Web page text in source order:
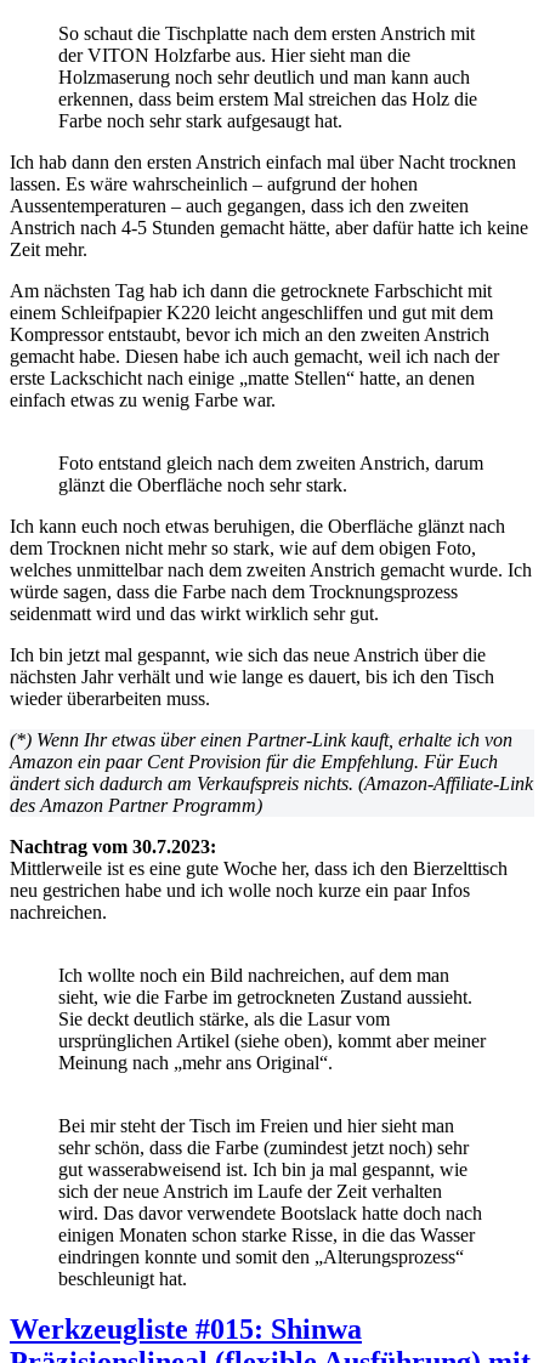
So schaut die Tischplatte nach dem ersten Anstrich mit
der VITON Holzfarbe aus. Hier sieht man die
Holzmaserung noch sehr deutlich und man kann auch
erkennen, dass beim erstem Mal streichen das Holz die
Farbe noch sehr stark aufgesaugt hat.
Ich hab dann den ersten Anstrich einfach mal über Nacht trocknen
lassen. Es wäre wahrscheinlich – aufgrund der hohen
Aussentemperaturen – auch gegangen, dass ich den zweiten
Anstrich nach 4-5 Stunden gemacht hätte, aber dafür hatte ich keine
Zeit mehr.
Am nächsten Tag hab ich dann die getrocknete Farbschicht mit
einem Schleifpapier K220 leicht angeschliffen und gut mit dem
Kompressor entstaubt, bevor ich mich an den zweiten Anstrich
gemacht habe. Diesen habe ich auch gemacht, weil ich nach der
erste Lackschicht nach einige „matte Stellen“ hatte, an denen
einfach etwas zu wenig Farbe war.
Foto entstand gleich nach dem zweiten Anstrich, darum
glänzt die Oberfläche noch sehr stark.
Ich kann euch noch etwas beruhigen, die Oberfläche glänzt nach
dem Trocknen nicht mehr so stark, wie auf dem obigen Foto,
welches unmittelbar nach dem zweiten Anstrich gemacht wurde. Ich
würde sagen, dass die Farbe nach dem Trocknungsprozess
seidenmatt wird und das wirkt wirklich sehr gut.
Ich bin jetzt mal gespannt, wie sich das neue Anstrich über die
nächsten Jahr verhält und wie lange es dauert, bis ich den Tisch
wieder überarbeiten muss.
(*) Wenn Ihr etwas über einen Partner-Link kauft, erhalte ich von
Amazon ein paar Cent Provision für die Empfehlung. Für Euch
ändert sich dadurch am Verkaufspreis nichts. (Amazon-Affiliate-Link
des Amazon Partner Programm)
Nachtrag vom 30.7.2023:
Mittlerweile ist es eine gute Woche her, dass ich den Bierzelttisch
neu gestrichen habe und ich wolle noch kurze ein paar Infos
nachreichen.
Ich wollte noch ein Bild nachreichen, auf dem man
sieht, wie die Farbe im getrockneten Zustand aussieht.
Sie deckt deutlich stärke, als die Lasur vom
ursprünglichen Artikel (siehe oben), kommt aber meiner
Meinung nach „mehr ans Original“.
Bei mir steht der Tisch im Freien und hier sieht man
sehr schön, dass die Farbe (zumindest jetzt noch) sehr
gut wasserabweisend ist. Ich bin ja mal gespannt, wie
sich der neue Anstrich im Laufe der Zeit verhalten
wird. Das davor verwendete Bootslack hatte doch nach
einigen Monaten schon starke Risse, in die das Wasser
eindringen konnte und somit den „Alterungsprozess“
beschleunigt hat.
Werkzeugliste #015: Shinwa